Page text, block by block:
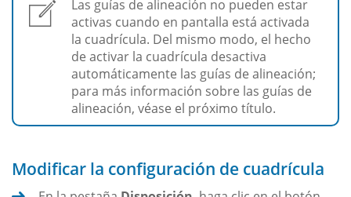
Las guías de alineación no pueden estar
activas cuando en pantalla está activada
la cuadrícula. Del mismo modo, el hecho
de activar la cuadrícula desactiva
automáticamente las guías de alineación;
para más información sobre las guías de
alineación, véase el próximo título.
Modificar la configuración de cuadrícula